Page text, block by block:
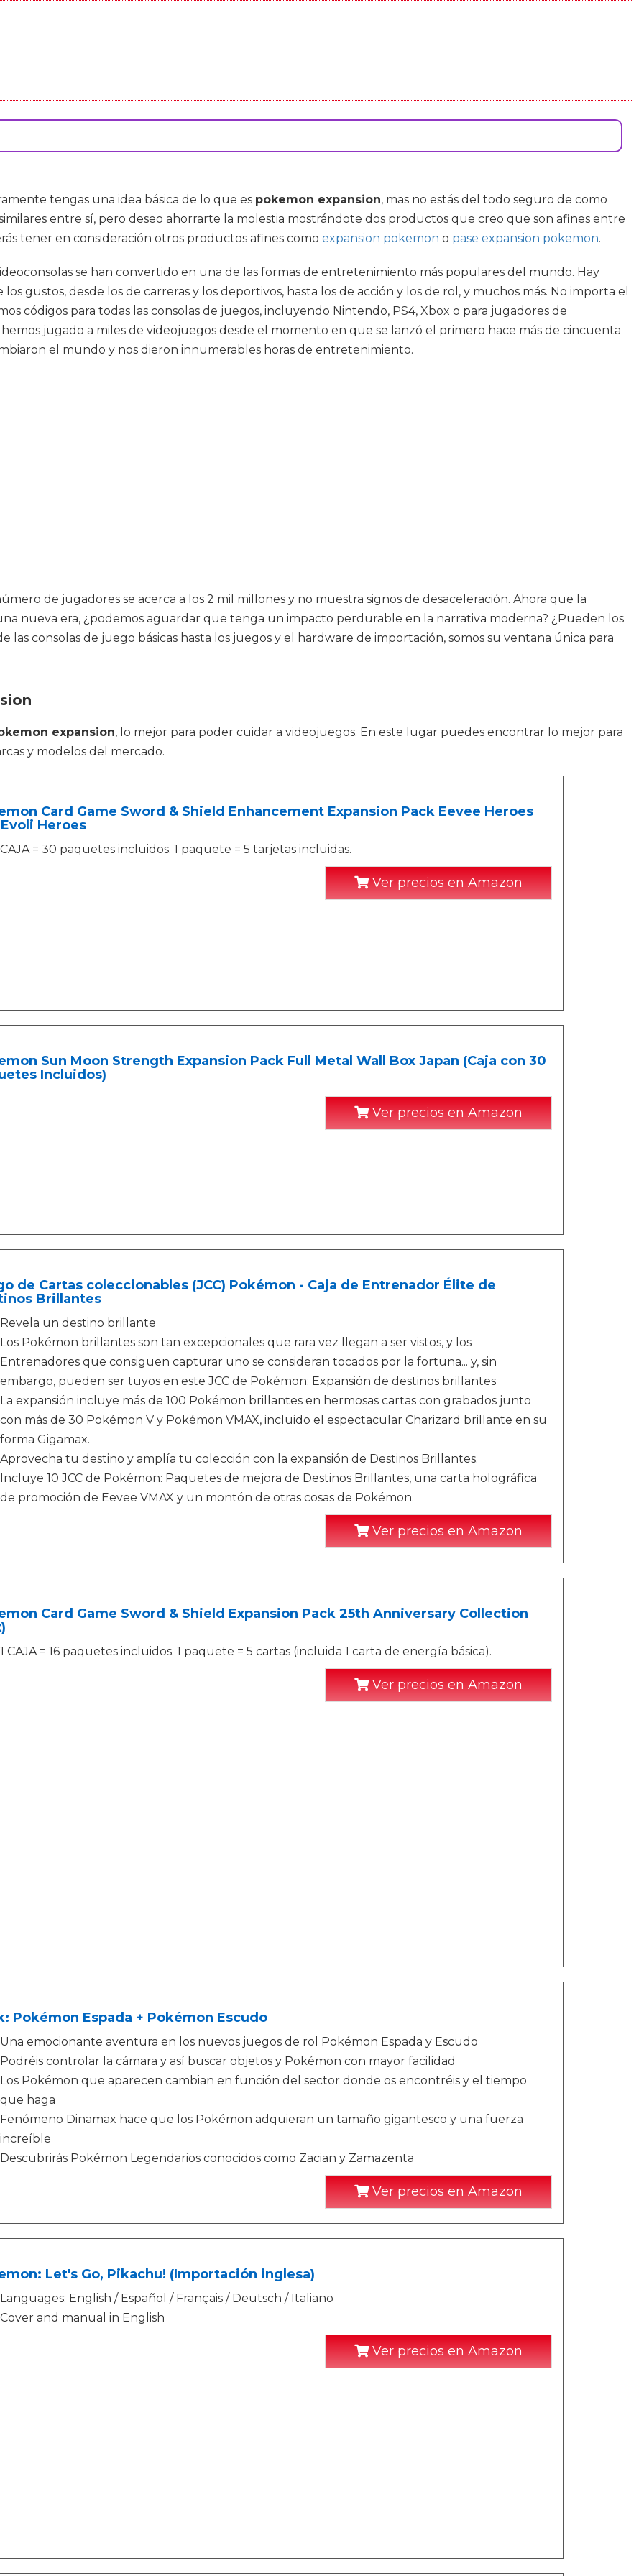
tengas una idea básica de lo que es pokemon expansion, mas no estás del todo seguro de como
entre sí, pero deseo ahorrarte la molestia mostrándote dos productos que creo que son afines entre
tener en consideración otros productos afines como expansion pokemon o pase expansion pokemon.
se han convertido en una de las formas de entretenimiento más populares del mundo. Hay
gustos, desde los de carreras y los deportivos, hasta los de acción y los de rol, y muchos más. No importa el
códigos para todas las consolas de juegos, incluyendo Nintendo, PS4, Xbox o para jugadores de
jugado a miles de videojuegos desde el momento en que se lanzó el primero hace más de cincuenta
el mundo y nos dieron innumerables horas de entretenimiento.
de jugadores se acerca a los 2 mil millones y no muestra signos de desaceleración. Ahora que la
nueva era, ¿podemos aguardar que tenga un impacto perdurable en la narrativa moderna? ¿Pueden los
las consolas de juego básicas hasta los juegos y el hardware de importación, somos su ventana única para
expansion, lo mejor para poder cuidar a videojuegos. En este lugar puedes encontrar lo mejor para
y modelos del mercado.
Card Game Sword & Shield Enhancement Expansion Pack Eevee Heroes
Heroes
CAJA = 30 paquetes incluidos. 1 paquete = 5 tarjetas incluidas.
Ver precios en Amazon
Sun Moon Strength Expansion Pack Full Metal Wall Box Japan (Caja con 30
Incluidos)
Ver precios en Amazon
de Cartas coleccionables (JCC) Pokémon - Caja de Entrenador Élite de
Brillantes
Revela un destino brillante
Los Pokémon brillantes son tan excepcionales que rara vez llegan a ser vistos, y los
Entrenadores que consiguen capturar uno se consideran tocados por la fortuna... y, sin
embargo, pueden ser tuyos en este JCC de Pokémon: Expansión de destinos brillantes
La expansión incluye más de 100 Pokémon brillantes en hermosas cartas con grabados junto
con más de 30 Pokémon V y Pokémon VMAX, incluido el espectacular Charizard brillante en su
forma Gigamax.
Aprovecha tu destino y amplía tu colección con la expansión de Destinos Brillantes.
Incluye 10 JCC de Pokémon: Paquetes de mejora de Destinos Brillantes, una carta holográfica
de promoción de Eevee VMAX y un montón de otras cosas de Pokémon.
Ver precios en Amazon
Card Game Sword & Shield Expansion Pack 25th Anniversary Collection
1 CAJA = 16 paquetes incluidos. 1 paquete = 5 cartas (incluida 1 carta de energía básica).
Ver precios en Amazon
Pokémon Espada + Pokémon Escudo
Una emocionante aventura en los nuevos juegos de rol Pokémon Espada y Escudo
Podréis controlar la cámara y así buscar objetos y Pokémon con mayor facilidad
Los Pokémon que aparecen cambian en función del sector donde os encontréis y el tiempo
que haga
Fenómeno Dinamax hace que los Pokémon adquieran un tamaño gigantesco y una fuerza
increíble
Descubrirás Pokémon Legendarios conocidos como Zacian y Zamazenta
Ver precios en Amazon
Let's Go, Pikachu! (Importación inglesa)
Languages: English / Español / Français / Deutsch / Italiano
Cover and manual in English
Ver precios en Amazon